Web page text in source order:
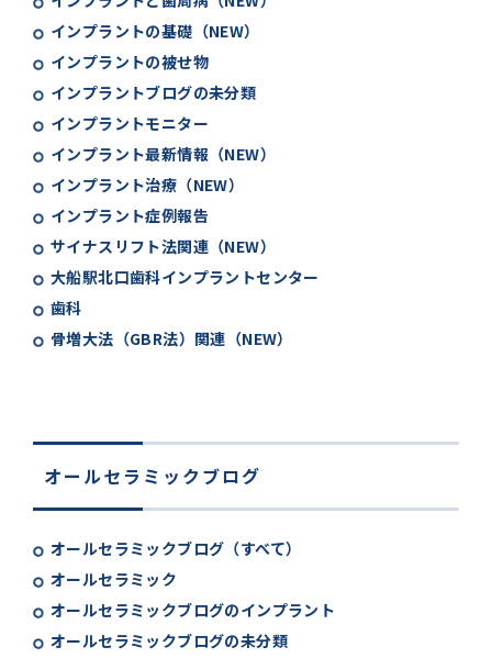
インプラントの基礎（NEW）
インプラントの被せ物
インプラントブログの未分類
インプラントモニター
インプラント最新情報（NEW）
インプラント治療（NEW）
インプラント症例報告
サイナスリフト法関連（NEW）
大船駅北口歯科インプラントセンター
歯科
骨増大法（GBR法）関連（NEW）
オールセラミックブログ
オールセラミックブログ（すべて）
オールセラミック
オールセラミックブログのインプラント
オールセラミックブログの未分類